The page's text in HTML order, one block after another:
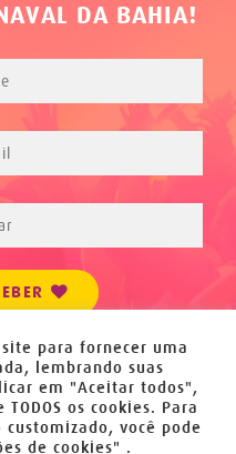
DA BAHIA!
DIREITOS RESERVADOS.
2222.
site para fornecer uma
lembrando suas
em "Aceitar todos",
os cookies. Para
você pode
de cookies" .